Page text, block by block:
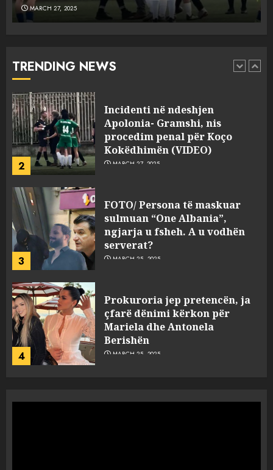
MARCH 27, 2025
TRENDING NEWS
2
Incidenti në ndeshjen
MARCH 27, 2025
3
FOTO/ Persona të maskuar
sulmuan “One Albania”,
ngjarja u fsheh. A u vodhën
serverat?
MARCH 25, 2025
4
Prokuroria jep pretencën, ja
çfarë dënimi kërkon për
Mariela dhe Antonela
Berishën
MARCH 25, 2025
5
“Ai që drejtonte makinën më
ngjau me Talo Çelën”,
dëshmia e Nuredin Dumanit
flet për PERSONAT që e
plagosën!